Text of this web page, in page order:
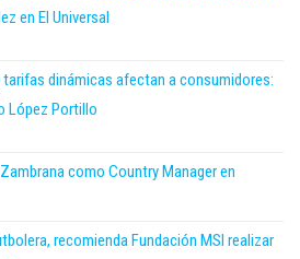
en El Universal
dinámicas afectan a consumidores:
López Portillo
como Country Manager en
recomienda Fundación MSI realizar